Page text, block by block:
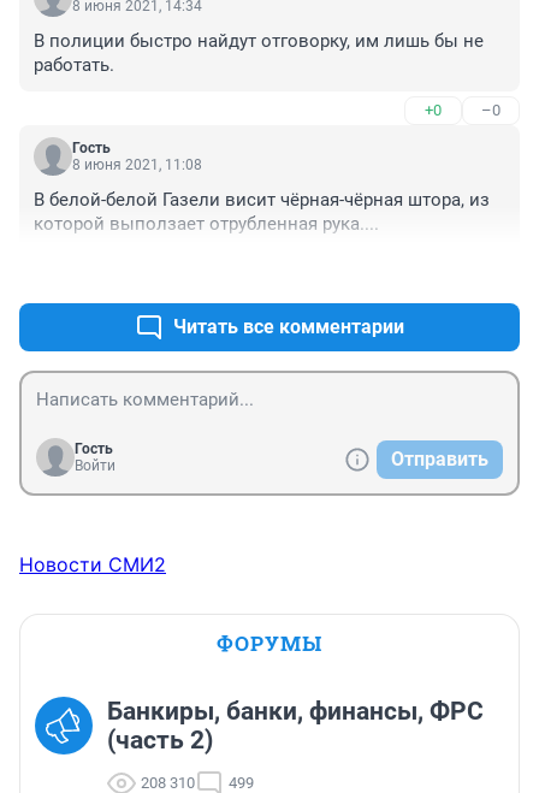
8 июня 2021, 14:34
В полиции быстро найдут отговорку, им лишь бы не
работать.
+0 –0
Гость
8 июня 2021, 11:08
В белой-белой Газели висит чёрная-чёрная штора, из
которой выползает отрубленная рука....
Читать все комментарии
Гость
Войти
Отправить
Новости СМИ2
ФОРУМЫ
Банкиры, банки, финансы, ФРС
(часть 2)
208 310 499